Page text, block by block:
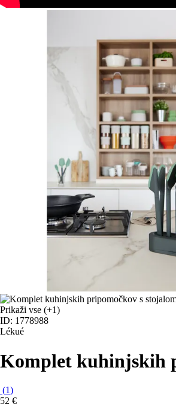
Prikaži vse (+1)
ID: 1778988
Lékué
Komplet kuhinjskih
(1)
52 €